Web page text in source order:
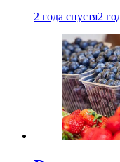
2 года спустя2